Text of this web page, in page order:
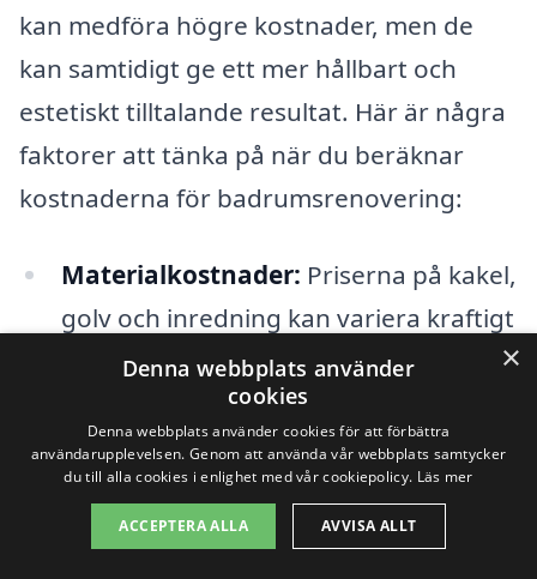
kan medföra högre kostnader, men de
kan samtidigt ge ett mer hållbart och
estetiskt tilltalande resultat. Här är några
faktorer att tänka på när du beräknar
kostnaderna för badrumsrenovering:
Materialkostnader: Priserna på kakel,
golv och inredning kan variera kraftigt
beroende på kvalitet och märke.
Arbetskraft:
Kostnaden för
hantverkare kan variera beroende på
deras erfarenhet och den tid de
förväntas lägga ner på projektet.
×
Denna webbplats använder
cookies
Denna webbplats använder cookies för att förbättra
användarupplevelsen. Genom att använda vår webbplats samtycker
du till alla cookies i enlighet med vår cookiepolicy. Läs mer
ACCEPTERA ALLA AVVISA ALLT